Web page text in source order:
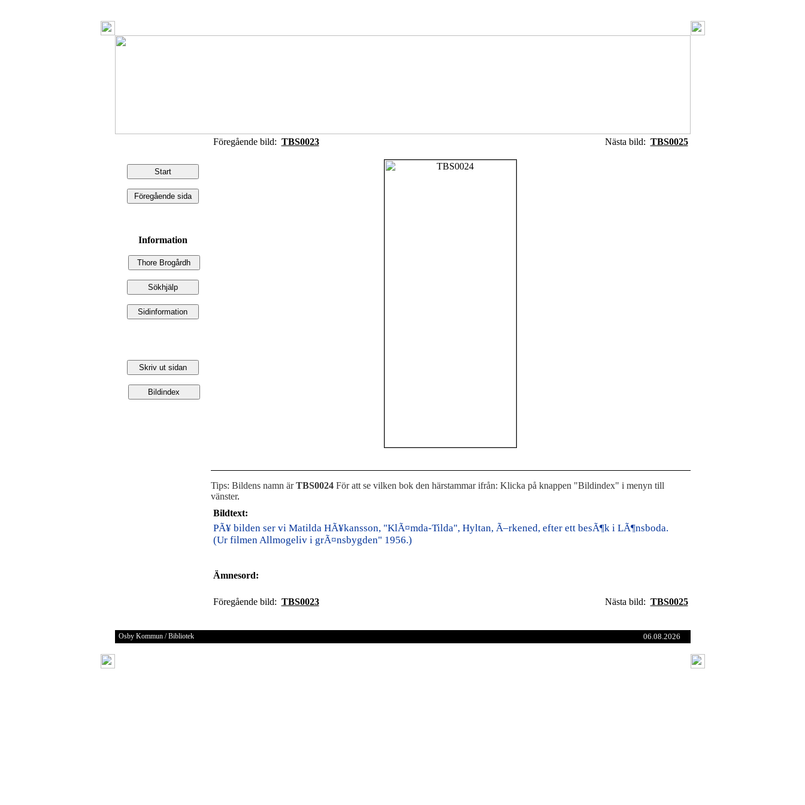
Information
Föregående bild: TBS0023 Nästa bild: TBS0025
Tips: Bildens namn ärTBS0024För att se vilken bok den härstammar ifrån: Klicka på knappen "Bildindex" i menyn till
vänster.
Bildtext:
PÃ¥ bilden ser vi Matilda HÃ¥kansson, "KlÃ¤mda-Tilda", Hyltan, Ã–rkened, efter ett besÃ¶k i LÃ¶nsboda.
(Ur filmen Allmogeliv i grÃ¤nsbygden" 1956.)
Ämnesord:
Föregående bild: TBS0023 Nästa bild: TBS0025
Osby Kommun / Bibliotek 06.08.2026